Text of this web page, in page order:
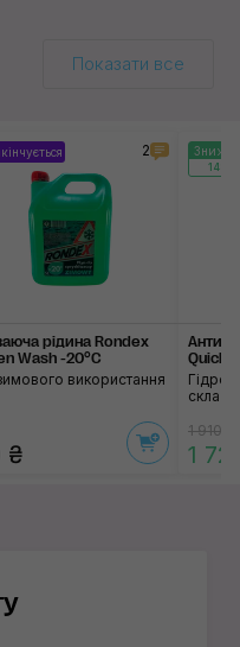
Показати все
2
рідина Rondex
Wash -20°C
використання
₴
скла
1 910 ₴
1